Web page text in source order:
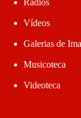
Vídeos
Galerias de
Musicoteca
Videoteca